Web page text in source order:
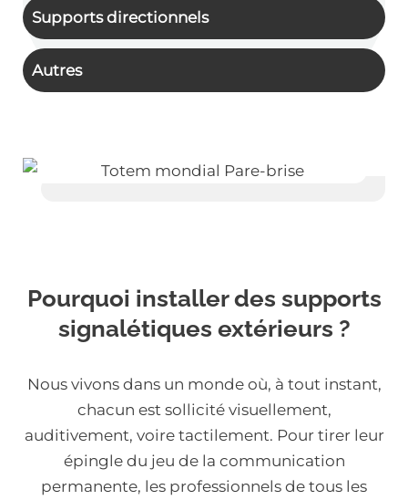
Supports directionnels
Autres
Pourquoi installer des supports
signalétiques extérieurs ?
Nous vivons dans un monde où, à tout instant,
chacun est sollicité visuellement,
auditivement, voire tactilement. Pour tirer leur
épingle du jeu de la communication
permanente, les professionnels de tous les